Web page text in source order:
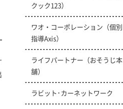
クック123）
ワオ・コーポレーション （個別
指導Axis）
ライフパートナー（おそうじ本
舗）
ラビット･カーネットワーク